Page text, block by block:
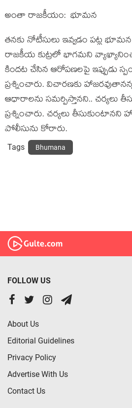
అంతా రాజ‌కీయం: భూమ‌న‌
త‌న‌కు నోటీసులు ఇవ్వ‌డం ప‌ట్ల
రాజ‌కీయ కుట్ర‌లో భాగ‌మ‌ని
కిందట చేసిన ఆరోప‌ణ‌ల‌పై ఇప్పుడు
ప్ర‌శ్నించారు. విచార‌ణకు
ఆధారాల‌ను స‌మ‌ర్పిస్తాన‌ని.. చ‌ర్య‌లు
ప్ర‌శ్నించారు. చ‌ర్య‌లు
పోలీసును కోరారు.
Tags Bhumana
FOLLOW US
About Us
Editorial Guidelines
Privacy Policy
Advertise With Us
Contact Us